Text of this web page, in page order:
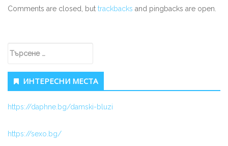
Comments are closed, but trackbacks and pingbacks are open.
Secondary Sidebar
Търсене за:
ИНТЕРЕСНИ МЕСТА
https://daphne.bg/damski-bluzi
https://sexo.bg/